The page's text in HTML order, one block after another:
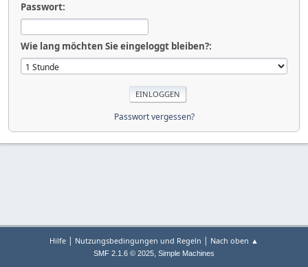
Passwort:
Wie lang möchten Sie eingeloggt bleiben?:
Passwort vergessen?
Hilfe | Nutzungsbedingungen und Regeln | Nach oben ▲
SMF 2.1.6 © 2025, Simple Machines